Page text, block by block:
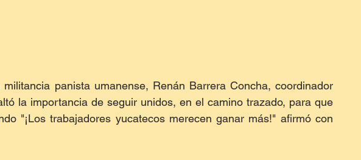
panista umanense, Renán Barrera Concha, coordinador
la importancia de seguir unidos, en el camino trazado, para que
"¡Los trabajadores yucatecos merecen ganar más!" afirmó con